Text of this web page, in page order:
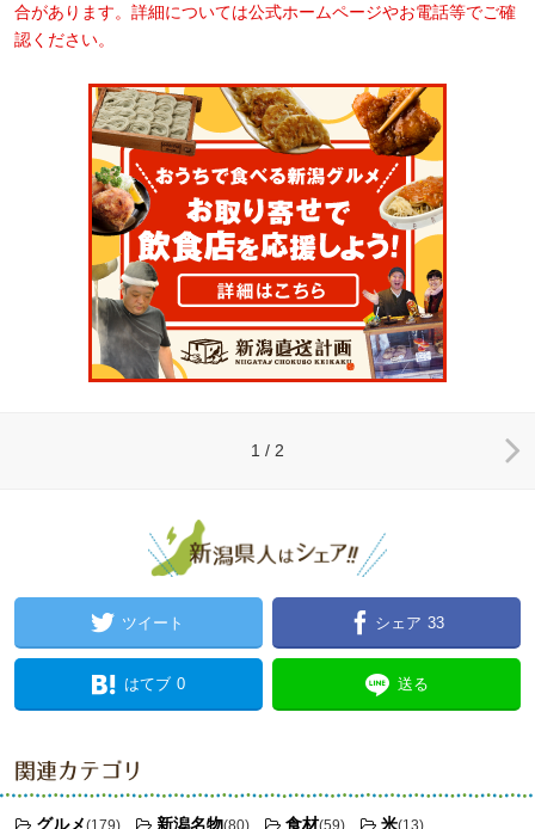
合があります。詳細については公式ホームページやお電話等でご確
認ください。
1 / 2
ツイート シェア 33
はてブ 0 送る
関連カテゴリ
グルメ(179) 新潟名物(80) 食材(59) 米(13)